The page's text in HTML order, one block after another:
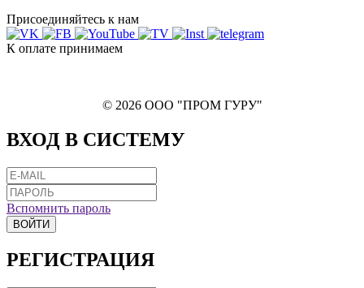
Присоединяйтесь к нам
К оплате принимаем
© 2026 ООО "ПРОМ ГУРУ"
ВХОД В СИСТЕМУ
Вспомнить пароль
ВОЙТИ
РЕГИСТРАЦИЯ